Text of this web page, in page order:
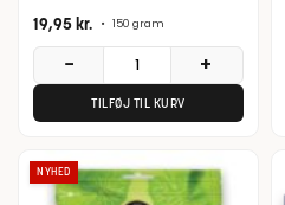
19,95kr. • 150 gram
− +
TILFØJ TIL KURV
NYHED